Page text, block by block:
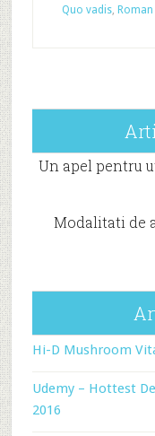
Quo vadis,
Un apel pentru
Modalitati de
Hi-D Mushroom
Udemy – Hottest
2016